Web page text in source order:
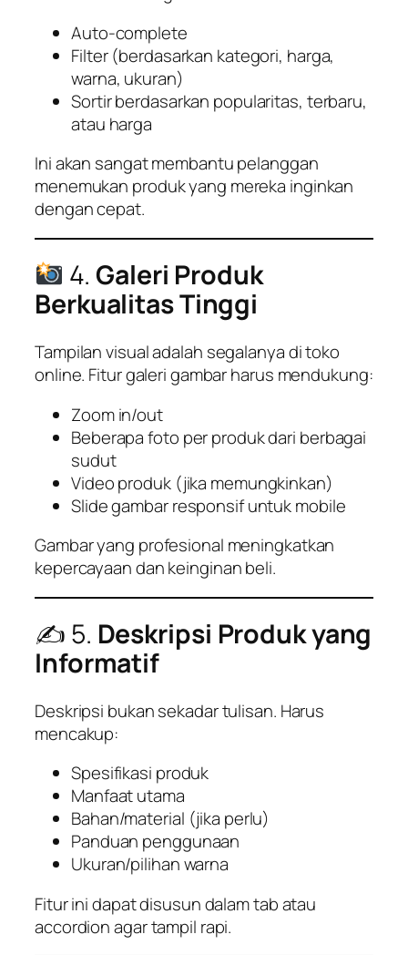
Auto-complete
Filter (berdasarkan kategori, harga,
warna, ukuran)
Sortir berdasarkan popularitas, terbaru,
atau harga
Ini akan sangat membantu pelanggan
menemukan produk yang mereka inginkan
dengan cepat.
4.Galeri Produk
Berkualitas Tinggi
Tampilan visual adalah segalanya di toko
online. Fitur galeri gambar harus mendukung:
Zoom in/out
Beberapa foto per produk dari berbagai
sudut
Video produk (jika memungkinkan)
Slide gambar responsif untuk mobile
Gambar yang profesional meningkatkan
kepercayaan dan keinginan beli.
✍️ 5. Deskripsi Produk yang
Informatif
Deskripsi bukan sekadar tulisan. Harus
mencakup:
Spesifikasi produk
Manfaat utama
Bahan/material (jika perlu)
Panduan penggunaan
Ukuran/pilihan warna
Fitur ini dapat disusun dalam tab atau
accordion agar tampil rapi.